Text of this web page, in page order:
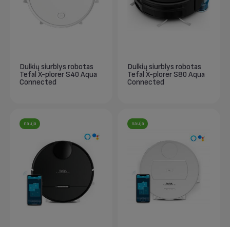
Dulkių siurblys robotas
Tefal X-plorer S40 Aqua
Connected
Dulkių siurblys robotas
Tefal X-plorer S80 Aqua
Connected
nauja nauja